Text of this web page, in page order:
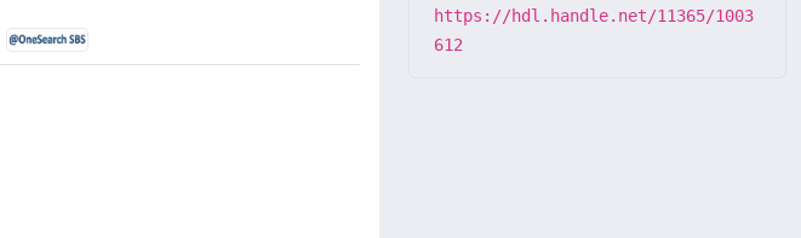
https://hdl.handle.net/11365/1003
612